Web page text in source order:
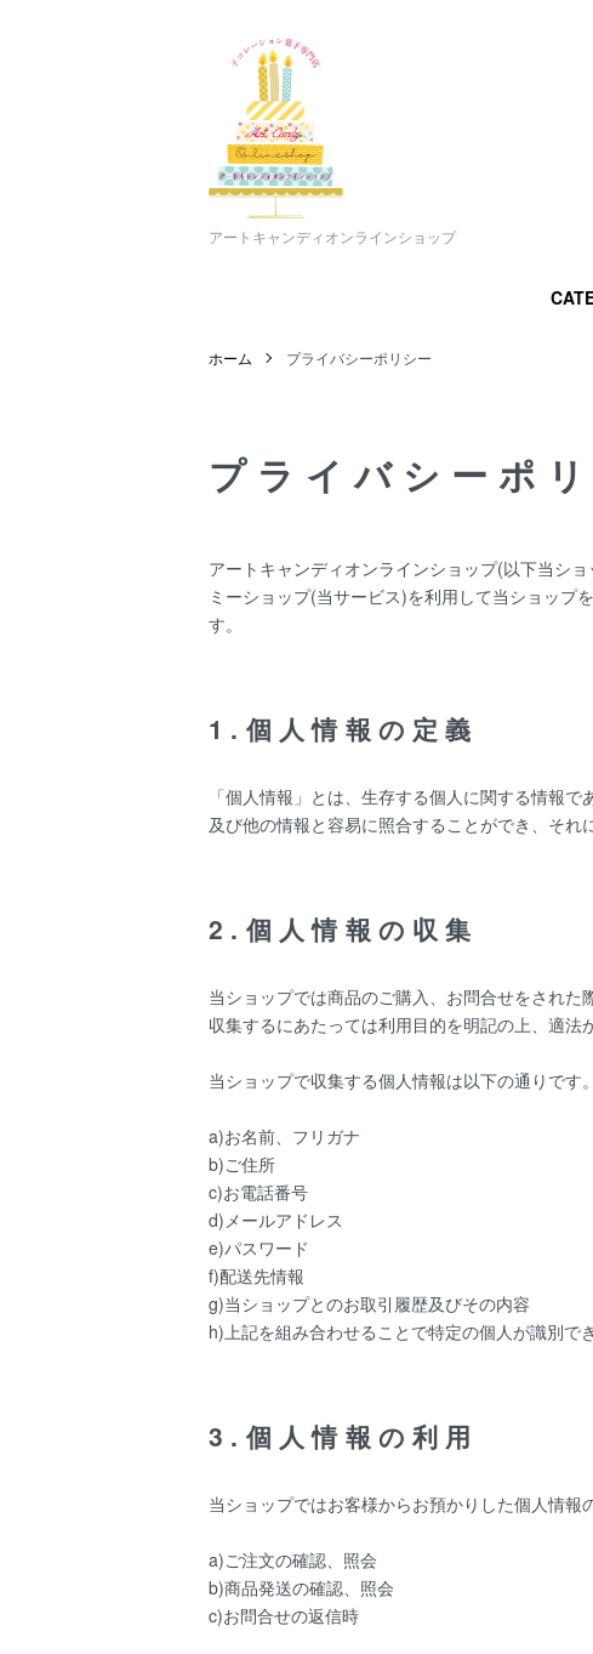
アートキャンディオンラインショップ
ホーム プライバシーポリシー
プライバシーポ
アートキャンディオンラインショップ(以下当ショ
ミーショップ(当サービス)を利用して当ショップ
す。
1.個人情報の定義
「個人情報」とは、生存する個人に関する情報
及び他の情報と容易に照合することができ、それ
2.個人情報の収集
当ショップでは商品のご購入、お問合せをされた
収集するにあたっては利用目的を明記の上、適法
当ショップで収集する個人情報は以下の通りです。
a)お名前、フリガナ
b)ご住所
c)お電話番号
d)メールアドレス
e)パスワード
f)配送先情報
g)当ショップとのお取引履歴及びその内容
h)上記を組み合わせることで特定の個人が識別で
3.個人情報の利用
当ショップではお客様からお預かりした個人情報
a)ご注文の確認、照会
b)商品発送の確認、照会
c)お問合せの返信時